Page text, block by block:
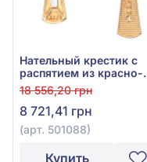
Нательный крестик с
распятием из красно-
белого золота 585°, арт.
501088
18 556,20 грн
8 721,41 грн
(арт. 501088)
Купить